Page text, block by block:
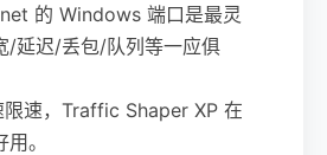
的 Windows 端口是最灵
/延迟/丢包/队列等一应俱
速，Traffic Shaper XP 在
。